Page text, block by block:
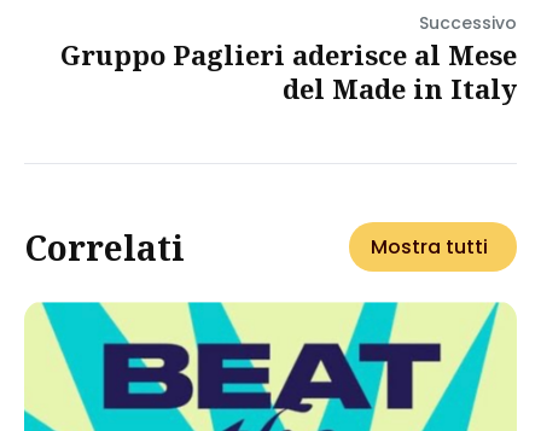
Successivo
Gruppo Paglieri aderisce al Mese
del Made in Italy
Correlati Mostra tutti